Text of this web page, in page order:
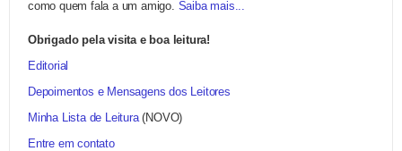
como quem fala a um amigo. Saiba mais...
Obrigado pela visita e boa leitura!
Editorial
Depoimentos e Mensagens dos Leitores
Minha Lista de Leitura(NOVO)
Entre em contato